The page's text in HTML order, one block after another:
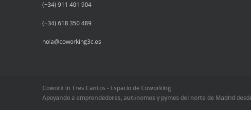
(+34) 911 401 904
(+34) 618 350 489
hola@coworking3c.es
Cowork in Tres Cantos - Espacio de Coworking
Apoyando a emprendedores, autónomos y pymes del norte de Madrid